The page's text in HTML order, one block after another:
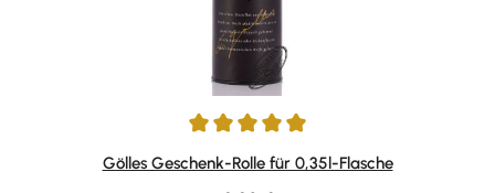
Durchschnittliche Bewertung von 5 von 5 Sternen
Gölles Geschenk-Rolle für 0,35l-Flasche